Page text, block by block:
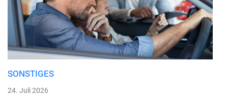
SONSTIGES
24. Juli 2026